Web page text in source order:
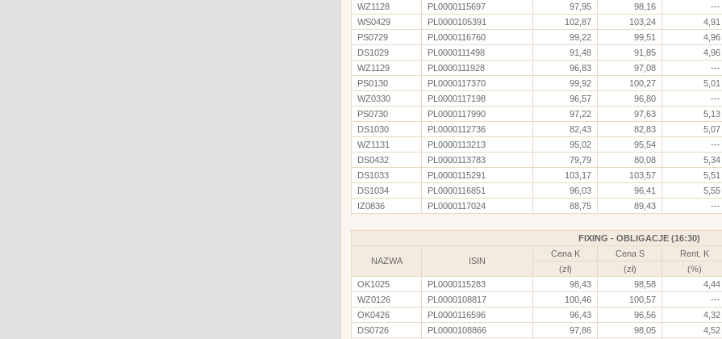
WZ1128
PL0000115697 97,95 98,16 ---
WS0429
PL0000105391 102,87 103,24 4,91
PS0729
PL0000116760 99,22 99,51 4,96
DS1029
PL0000111498 91,48 91,85 4,96
WZ1129
PL0000111928 96,83 97,08 ---
PS0130
PL0000117370 99,92 100,27 5,01
WZ0330
PL0000117198 96,57 96,80 ---
PS0730
PL0000117990 97,22 97,63 5,13
DS1030
PL0000112736 82,43 82,83 5,07
WZ1131
PL0000113213 95,02 95,54 ---
DS0432
PL0000113783 79,79 80,08 5,34
DS1033
PL0000115291 103,17 103,57 5,51
DS1034
PL0000116851 96,03 96,41 5,55
IZ0836
PL0000117024 88,75 89,43 ---
FIXING - OBLIGACJE (16:30)
NAZWA ISIN
Cena K Cena S Rent. K
(zł)
(zł) (%)
OK1025
PL0000115283 98,43 98,58 4,44
WZ0126
PL0000108817 100,46 100,57 ---
OK0426
PL0000116596 96,43 96,56 4,32
DS0726
PL0000108866 97,86 98,05 4,52